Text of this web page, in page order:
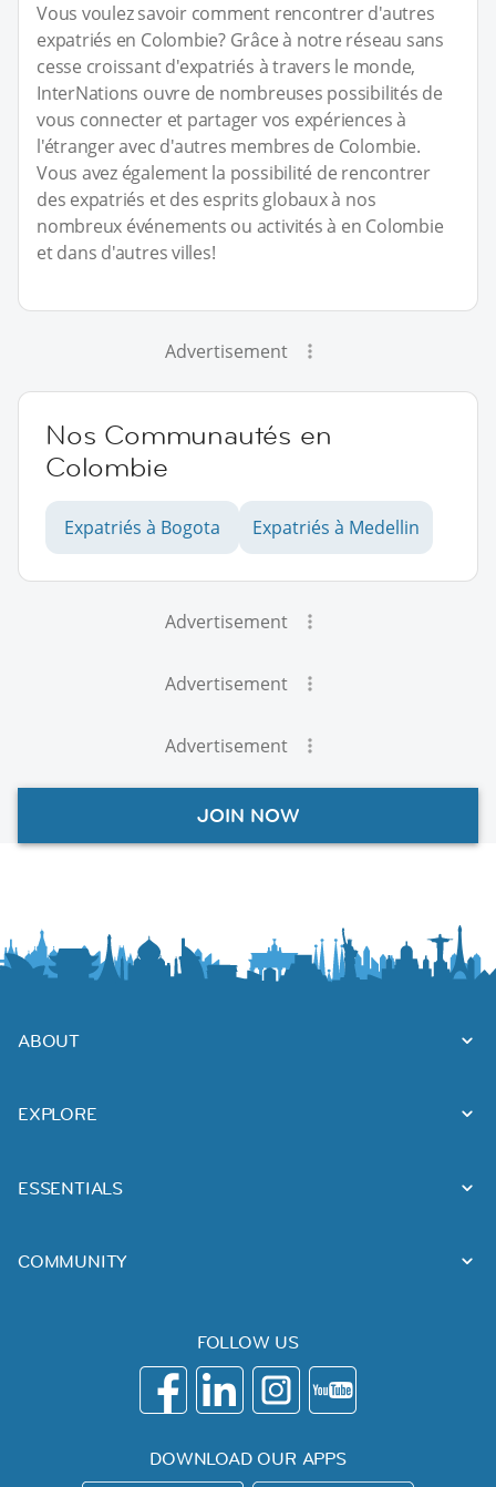
Vous voulez savoir comment rencontrer d'autres
expatriés en Colombie? Grâce à notre réseau sans
cesse croissant d'expatriés à travers le monde,
InterNations ouvre de nombreuses possibilités de
vous connecter et partager vos expériences à
l'étranger avec d'autres membres de Colombie.
Vous avez également la possibilité de rencontrer
des expatriés et des esprits globaux à nos
nombreux événements ou activités à en Colombie
et dans d'autres villes!
Advertisement
Nos Communautés en
Colombie
Expatriés à Bogota Expatriés à Medellin
Advertisement
Advertisement
Advertisement
JOIN NOW
ABOUT
EXPLORE
ESSENTIALS
COMMUNITY
FOLLOW US
DOWNLOAD OUR APPS